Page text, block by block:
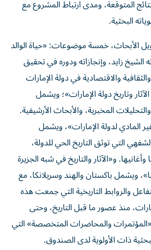
المتوقعة، ومدى ارتباط المشروع مع
البحثية.
الأبحاث، خمسة موضوعات: «حياة الوالد
زايد، وإنجازاته ودوره في تحقيق
والاقتصادية في دولة الإمارات
وتاريخ دولة الإمارات»؛ ويشمل
المخبرية، والأبحاث الأرشيفية.
المادي لدولة الإمارات»، ويشمل
التي توثق التاريخ الحي للدولة،
و«الآثار والتاريخ في شبه الجزيرة
ويشمل باكستان والهند وسريلانكا، مع
والروابط التاريخية التي جمعت هذه
منذ عصور ما قبل التاريخ، وحتى
والمحاضرات المتخصصة» التي
ذات الأولوية لدى الصندوق.